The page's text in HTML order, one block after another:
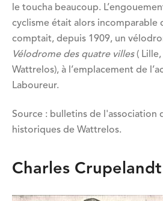
le toucha beaucoup.
cyclisme était alors incomparable
comptait, depuis 1909, un
Vélodrome des quatre villes( Lille,
Wattrelos), à l’emplacement de
Laboureur.
Source : bulletins de l'association
historiques de Wattrelos.
Charles Crupelandt